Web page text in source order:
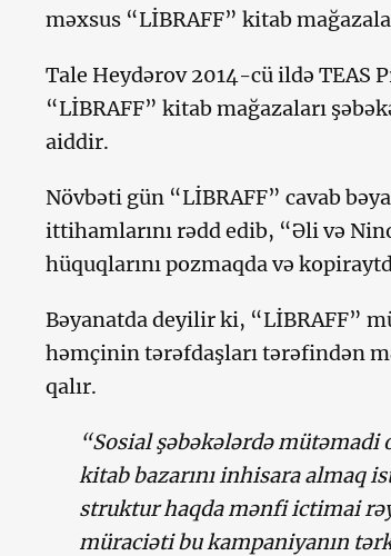
məxsus “LİBRAFF” kitab
Tale Heydərov 2014-cü ildə TEAS
“LİBRAFF” kitab mağazaları
aiddir.
Növbəti gün “LİBRAFF” cavab
ittihamlarını rədd edib, “Əli və
hüquqlarını pozmaqda və
Bəyanatda deyilir ki, “LİBRAFF”
həmçinin tərəfdaşları tərəfindən
qalır.
“Sosial şəbəkələrdə mütəmadi
kitab bazarını inhisara almaq
struktur haqda mənfi ictimai
müraciəti bu kampaniyanın